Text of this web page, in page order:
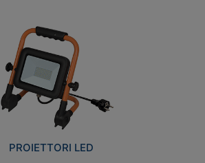
PROIETTORI LED